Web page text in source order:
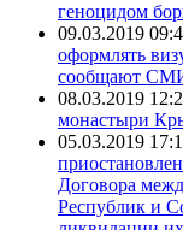
геноцидом
09.03.2019
оформлять
сообщают
08.03.2019
монастыри
05.03.2019
Договора
Республик и